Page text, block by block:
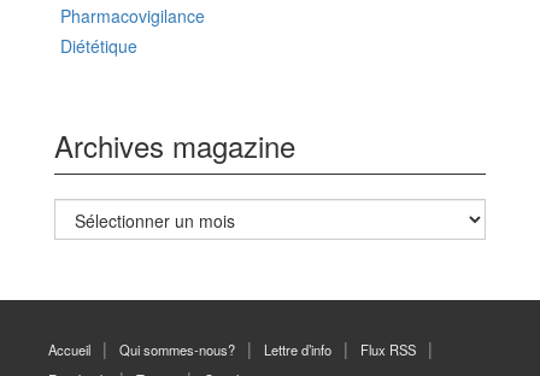
Pharmacovigilance
Diététique
Archives magazine
Archives
magazine
Accueil Qui sommes-nous? Lettre d’info
Flux RSS